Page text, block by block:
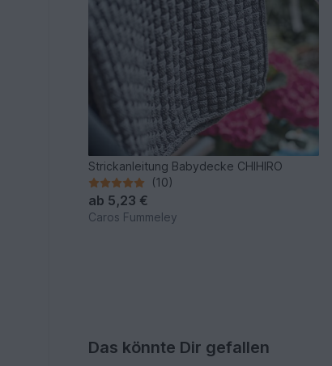
Strickanleitung Babydecke CHIHIRO
(10)
ab 5,23 €
Caros Fummeley
Das könnte Dir gefallen